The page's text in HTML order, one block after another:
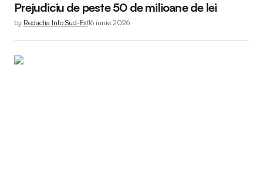
Prejudiciu de peste 50 de milioane de lei
by Redactia Info Sud-Est16 iunie 2026